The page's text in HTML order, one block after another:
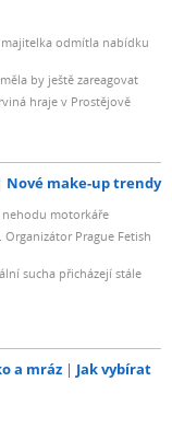
odmítla nabídku
by ještě zareagovat
hraje v Prostějově
Nové make-up trendy
nehodu motorkáře
Prague Fetish
sucha přicházejí stále
a mráz
Jak vybírat